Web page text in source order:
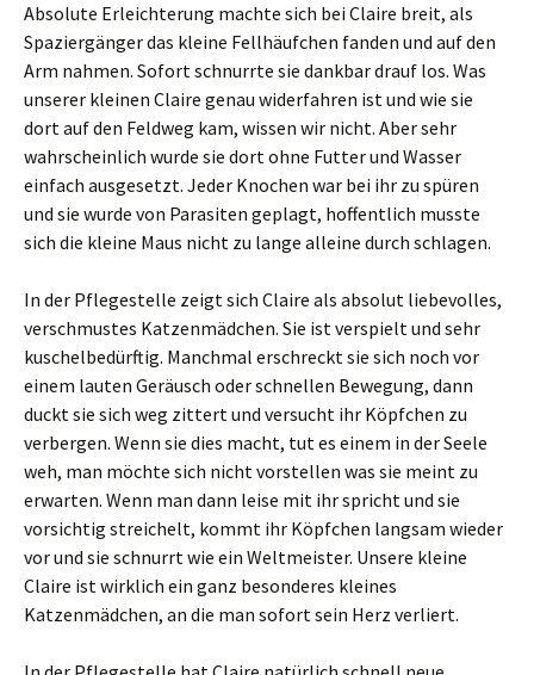
Absolute Erleichterung machte sich bei Claire breit, als
Spaziergänger das kleine Fellhäufchen fanden und auf den
Arm nahmen. Sofort schnurrte sie dankbar drauf los. Was
unserer kleinen Claire genau widerfahren ist und wie sie
dort auf den Feldweg kam, wissen wir nicht. Aber sehr
wahrscheinlich wurde sie dort ohne Futter und Wasser
einfach ausgesetzt. Jeder Knochen war bei ihr zu spüren
und sie wurde von Parasiten geplagt, hoffentlich musste
sich die kleine Maus nicht zu lange alleine durch schlagen.
In der Pflegestelle zeigt sich Claire als absolut liebevolles,
verschmustes Katzenmädchen. Sie ist verspielt und sehr
kuschelbedürftig. Manchmal erschreckt sie sich noch vor
einem lauten Geräusch oder schnellen Bewegung, dann
duckt sie sich weg zittert und versucht ihr Köpfchen zu
verbergen. Wenn sie dies macht, tut es einem in der Seele
weh, man möchte sich nicht vorstellen was sie meint zu
erwarten. Wenn man dann leise mit ihr spricht und sie
vorsichtig streichelt, kommt ihr Köpfchen langsam wieder
vor und sie schnurrt wie ein Weltmeister. Unsere kleine
Claire ist wirklich ein ganz besonderes kleines
Katzenmädchen, an die man sofort sein Herz verliert.